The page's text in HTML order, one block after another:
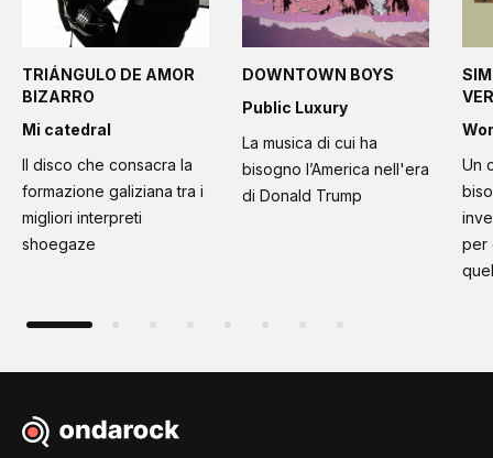
TRIÁNGULO DE AMOR
BIZARRO
Mi catedral
Il disco che consacra la
formazione galiziana tra i
migliori interpreti
shoegaze
DOWNTOWN BOYS
Public Luxury
La musica di cui ha
bisogno l’America nell'era
di Donald Trump
Un
per